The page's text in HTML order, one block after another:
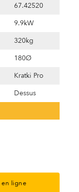
67.42520
9.9kW
320kg
180Ø
Kratki Pro
Dessus
en ligne